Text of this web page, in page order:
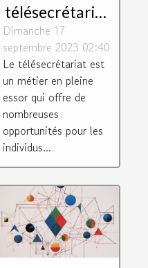
télésecrétariat
: un métier
d'avenir
Dimanche 17
septembre 2023 02:40
Le télésecrétariat est
un métier en pleine
essor qui offre de
nombreuses
opportunités pour les
individus...